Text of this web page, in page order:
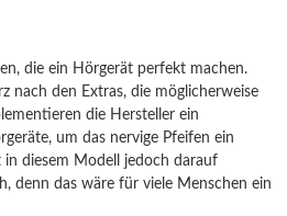
die ein Hörgerät perfekt machen.
nach den Extras, die möglicherweise
die Hersteller ein
um das nervige Pfeifen ein
in diesem Modell jedoch darauf
denn das wäre für viele Menschen ein